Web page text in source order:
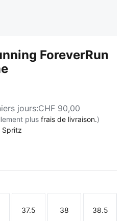
ForeverRun
jours:CHF 90,00
plus frais de livraison.)
Spritz
Spritz
Taille
37.5
Taille
38
Taille
38.5